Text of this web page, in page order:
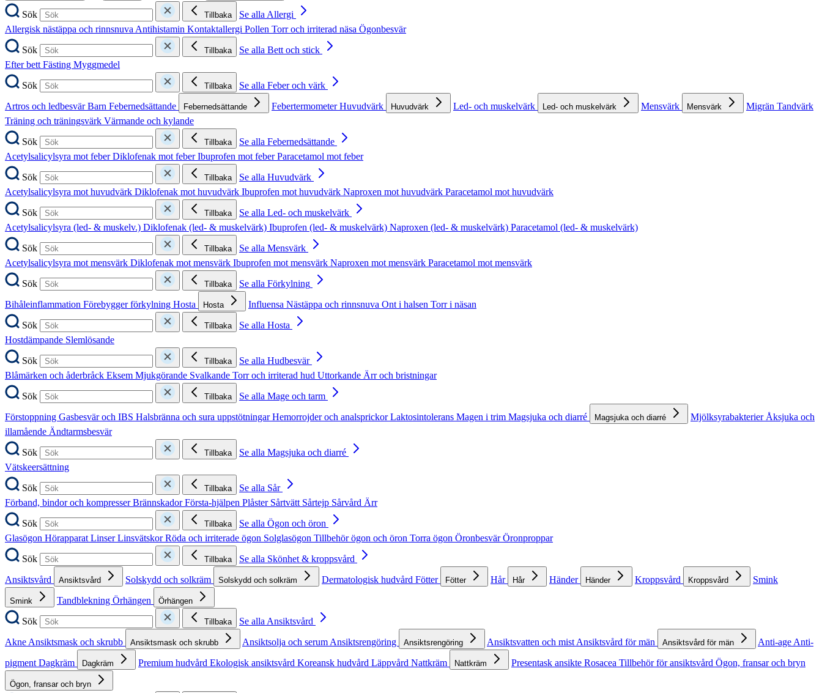
Sök Tillbaka
Se alla Allergi
Allergisk nästäppa och rinnsnuva Antihistamin Kontaktallergi Pollen Torr och irriterad näsa Ögonbesvär
Sök
Tillbaka
Se alla Bett och stick
Efter bett Fästing Myggmedel
Sök
Tillbaka
Se alla Feber och värk
Artros och ledbesvärBarn Febernedsättande Febernedsättande FebertermometerHuvudvärk Huvudvärk Led- och muskelvärk Led- och muskelvärk Mensvärk Mensvärk Migrän Tandvärk
Träning och träningsvärk Värmande och kylande
Sök
Tillbaka
Se alla Febernedsättande
Acetylsalicylsyra mot feberDiklofenak mot feberIbuprofen mot feberParacetamol mot feber
Sök
Tillbaka
Se alla Huvudvärk
Acetylsalicylsyra mot huvudvärk Diklofenak mot huvudvärk Ibuprofen mot huvudvärk Naproxen mot huvudvärk Paracetamol mot huvudvärk
Sök
Tillbaka
Se alla Led- och muskelvärk
Acetylsalicylsyra (led- & muskelv.) Diklofenak (led- & muskelvärk) Ibuprofen (led- & muskelvärk) Naproxen (led- & muskelvärk) Paracetamol (led- & muskelvärk)
Sök
Tillbaka
Se alla Mensvärk
Acetylsalicylsyra mot mensvärk Diklofenak mot mensvärk Ibuprofen mot mensvärk Naproxen mot mensvärk Paracetamol mot mensvärk
Sök
Tillbaka
Se alla Förkylning
Bihåleinflammation Förebygger förkylning Hosta Hosta Influensa Nästäppa och rinnsnuva Ont i halsen Torr i näsan
Sök
Tillbaka
Se alla Hosta
Hostdämpande Slemlösande
Sök
Tillbaka
Se alla Hudbesvär
Blåmärken och åderbråck Eksem Mjukgörande Svalkande Torr och irriterad hud Uttorkande Ärr och bristningar
Sök
Tillbaka
Se alla Mage och tarm
Förstoppning Gasbesvär och IBS Halsbränna och sura uppstötningarHemorrojder och analsprickorLaktosintolerans Magen i trim Magsjuka och diarré Magsjuka och diarré Mjölksyrabakterier Åksjuka och
illamående Ändtarmsbesvär
Sök
Tillbaka
Se alla Magsjuka och diarré
Vätskeersättning
Sök
Tillbaka
Se alla Sår
Förband, bindor och kompresserBrännskadorFörsta-hjälpen Plåster Sårtvätt Sårtejp Sårvård Ärr
Sök
Tillbaka
Se alla Ögon och öron
Glasögon Hörapparat LinserLinsvätskorRöda och irriterade ögon Solglasögon Tillbehör ögon och öron Torra ögon ÖronbesvärÖronproppar
Sök
Tillbaka
Se alla Skönhet & kroppsvård
Ansiktsvård
Ansiktsvård Solskydd och solkräm Solskydd och solkräm Dermatologisk hudvård Fötter Fötter Hår Hår Händer Händer Kroppsvård Kroppsvård Smink
Smink Tandblekning Örhängen Örhängen
Sök Tillbaka
Se alla Ansiktsvård
Akne Ansiktsmask och skrubb Ansiktsmask och skrubb Ansiktsolja och serum Ansiktsrengöring Ansiktsrengöring Ansiktsvatten och mist Ansiktsvård för män Ansiktsvård för män Anti-age Anti-
pigment Dagkräm Dagkräm Premium hudvård Ekologisk ansiktsvård Koreansk hudvård Läppvård Nattkräm Nattkräm Presentask ansikte Rosacea Tillbehör för ansiktsvård Ögon, fransar och bryn
Ögon, fransar och bryn